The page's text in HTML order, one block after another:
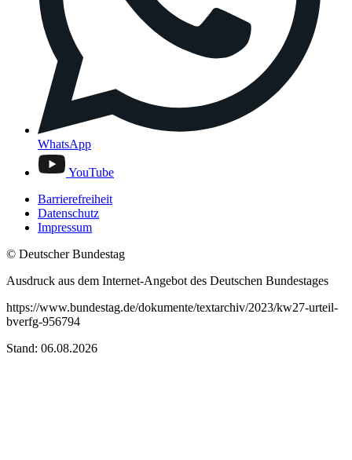
WhatsApp
YouTube
Barrierefreiheit
Datenschutz
Impressum
© Deutscher Bundestag
Ausdruck aus dem Internet-Angebot des Deutschen Bundestages
https://www.bundestag.de/dokumente/textarchiv/2023/kw27-urteil-
bverfg-956794
Stand: 06.08.2026